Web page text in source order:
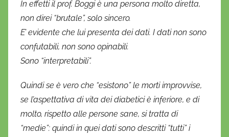
In effetti il prof. Boggi è una persona molto diretta,
non direi “brutale”, solo sincero.
E’ evidente che lui presenta dei dati. I dati non sono
confutabili, non sono opinabili.
Sono “interpretabili”.
Quindi se è vero che “esistono” le morti improvvise,
se l’aspettativa di vita dei diabetici è inferiore, e di
molto, rispetto alle persone sane, si tratta di
“medie”: quindi in quei dati sono descritti “tutti” i